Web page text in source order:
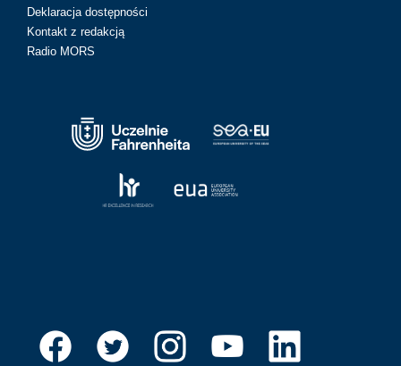
Deklaracja dostępności
Kontakt z redakcją
Radio MORS